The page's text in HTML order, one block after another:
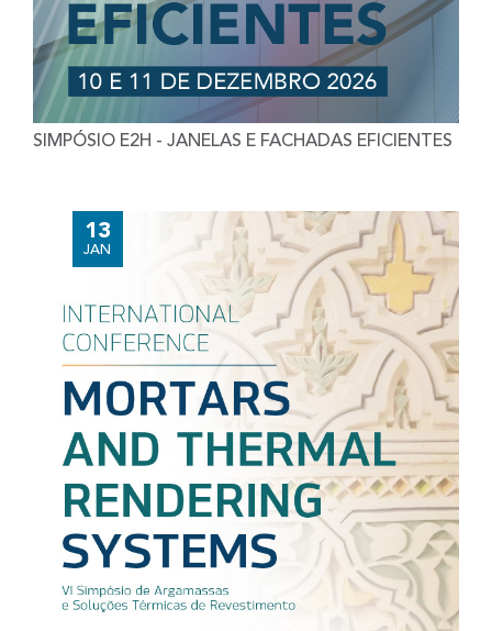
SIMPÓSIO E2H - JANELAS E FACHADAS EFICIENTES
13
JAN